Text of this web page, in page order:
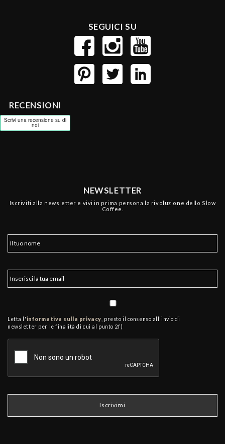
SEGUICI SU
RECENSIONI
NEWSLETTER
Iscriviti alla newsletter e vivi in prima persona la rivoluzione dello Slow
Coffee.
Letta l'informativa sulla privacy , presto il consenso all'invio di
newsletter per le finalità di cui al punto 2f)